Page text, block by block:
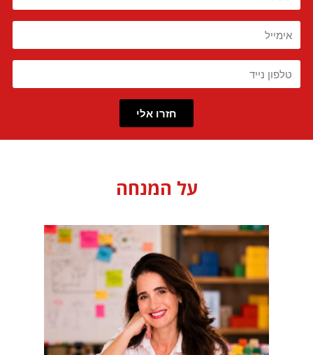
חזרו אלי
על המנחה